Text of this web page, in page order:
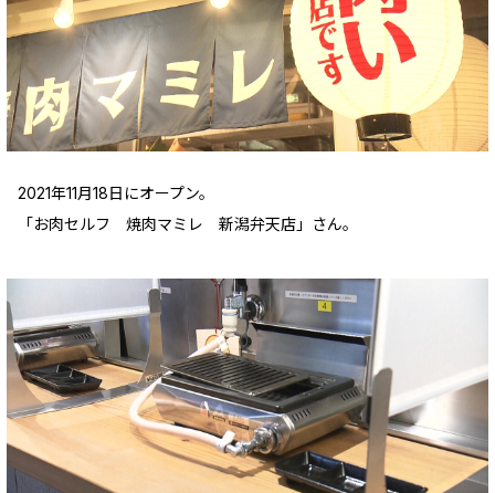
2021年11月18日にオープン。
「お肉セルフ 焼肉マミレ 新潟弁天店」さん。